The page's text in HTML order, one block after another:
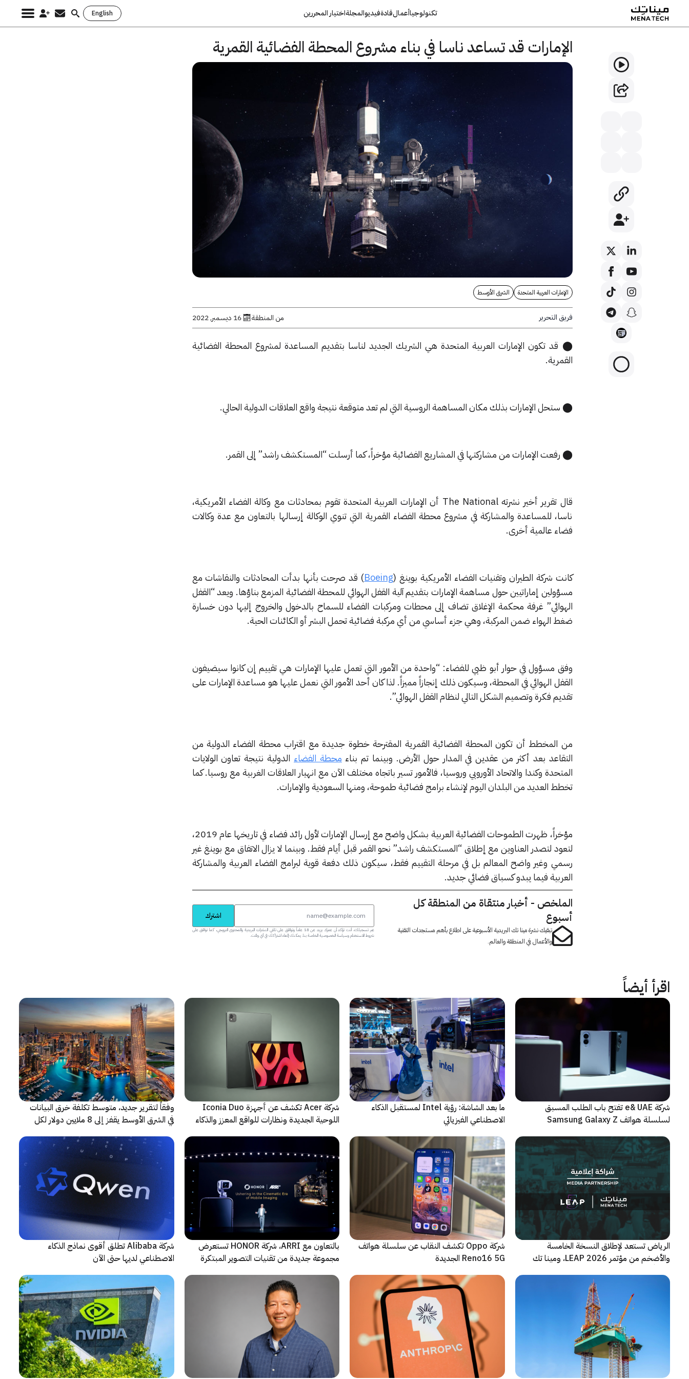
تكنولوجياأعمالقادةفيديوالمجلةاختيار المحررين English
Search
الإمارات قد تساعد ناسا في بناء مشروع المحطة الفضائية القمرية
الإمارات العربية المتحدة الشرق الأوسط
فريق التحرير من المنطقة 16 ديسمبر, 2022
⬤ قد تكون الإمارات العربية المتحدة هي الشريك الجديد لناسا بتقديم المساعدة لمشروع المحطة الفضائية
القمرية.
⬤ ستحل الإمارات بذلك مكان المساهمة الروسية التي لم تعد متوقعة نتيجة واقع العلاقات الدولية الحالي.
⬤ رفعت الإمارات من مشاركتها في المشاريع الفضائية مؤخراً، كما أرسلت “المستكشف راشد” إلى القمر.
قال تقرير أخير نشرته The National أن الإمارات العربية المتحدة تقوم بمحادثات مع وكالة الفضاء الأمريكية،
ناسا، للمساعدة والمشاركة في مشروع محطة الفضاء القمرية التي تنوي الوكالة إرسالها بالتعاون مع عدة وكالات
فضاء عالمية أخرى.
كانت شركة الطيران وتقنيات الفضاء الأمريكية بوينغ (Boeing) قد صرحت بأنها بدأت المحادثات والنقاشات مع
مسؤولين إماراتيين حول مساهمة الإمارات بتقديم آلية القفل الهوائي للمحطة الفضائية المزمع بناؤها. ويعد “القفل
الهوائي” غرفة محكمة الإغلاق تضاف إلى محطات ومركبات الفضاء للسماح بالدخول والخروج إليها دون خسارة
ضغط الهواء ضمن المركبة، وهي جزء أساسي من أي مركبة فضائية تحمل البشر أو الكائنات الحية.
وفق مسؤول في حوار أبو ظبي للفضاء: “واحدة من الأمور التي تعمل عليها الإمارات هي تقييم إن كانوا سيضيفون
القفل الهوائي في المحطة، وسيكون ذلك إنجازاً مميزاً. لذا كان أحد الأمور التي نعمل عليها هو مساعدة الإمارات على
تقديم فكرة وتصميم الشكل التالي لنظام القفل الهوائي”.
من المخطط أن تكون المحطة الفضائية القمرية المقترحة خطوة جديدة مع اقتراب محطة الفضاء الدولية من
التقاعد بعد أكثر من عقدين في المدار حول الأرض. وبينما تم بناء محطة الفضاء الدولية نتيجة تعاون الولايات
المتحدة وكندا والاتحاد الأوروبي وروسيا، فالأمور تسير باتجاه مختلف الآن مع انهيار العلاقات الغربية مع روسيا. كما
تخطط العديد من البلدان اليوم لإنشاء برامج فضائية طموحة، ومنها السعودية والإمارات.
مؤخراً، ظهرت الطموحات الفضائية العربية بشكل واضح مع إرسال الإمارات لأول رائد فضاء في تاريخها عام 2019،
لتعود لتصدر العناوين مع إطلاق “المستكشف راشد” نحو القمر قبل أيام فقط. وبينما لا يزال الاتفاق مع بوينغ غير
رسمي وغير واضح المعالم بل في مرحلة التقييم فقط، سيكون ذلك دفعة قوية لبرامج الفضاء العربية والمشاركة
العربية فيما يبدو كسباق فضائي جديد.
الملخص - أخبار منتقاة من المنطقة كل
أسبوع
تبقيك نشرة مينا تك البريدية الأسبوعية على اطلاع بأهم مستجدات التقنية
والأعمال في المنطقة والعالم.
اشترك
عبر تسجيلك، أنت تؤكد أن عمرك يزيد عن 18 عاماً وتوافق على تلقي النشرات البريدية والمحتوى الترويجي، كما توافق على
شروط الاستخدام وسياسة الخصوصية الخاصة بنا. يمكنك إلغاء اشتراكك في أي وقت.
اقرأ أيضاً
شركة e& UAE تفتح باب الطلب المسبق
لسلسلة هواتف Samsung Galaxy Z
ﻣا بعد الشاشة: رؤية Intel لمستقبل اﻟذﻛﺎء
الاصطناعي الفيزيائي
شركة Acer تكشف عن أجهزة Iconia Duo
اللوحية الجديدة ونظارات للواقع المعزز والذكاء
وفقاً لتقرير جديد، متوسط تكلفة خرق البيانات
في الشرق الأوسط يقفز إلى 8 ملايين دولار لكل
الرياض تستعد لإطلاق النسخة الخامسة
والأضخم من مؤتمر LEAP 2026، ومينا تك
شركة Oppo تكشف النقاب عن سلسلة هواتف
Reno16 5G الجديدة
بالتعاون مع ARRI، شركة HONOR تستعرض
مجموعة جديدة من تقنيات التصوير المبتكرة
شركة Alibaba تطلق أقوى نماذج الذكاء
الاصطناعي لديها حتى الآن